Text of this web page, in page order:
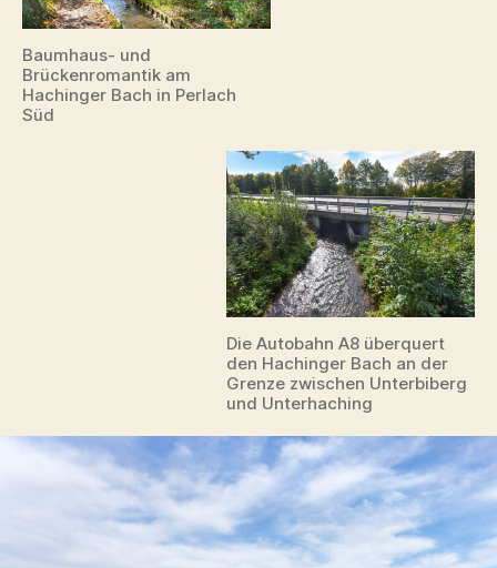
Baumhaus- und
Brückenromantik am
Hachinger Bach in Perlach
Süd
Die Autobahn A8 überquert
den Hachinger Bach an der
Grenze zwischen Unterbiberg
und Unterhaching